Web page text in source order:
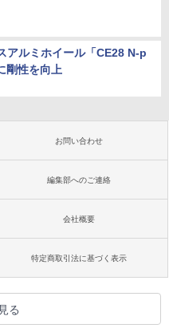
アルミホイール「CE28 N-p
剛性を向上
お問い合わせ
編集部へのご連絡
会社概要
特定商取引法に基づく表示
る